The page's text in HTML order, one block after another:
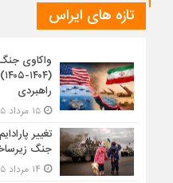
تازه های ایراس
واکاوی جنگ
راهبردی
۱۵ مرداد ۱۴۰۵ - ۱۴:۲۰
تغییر
جنگ